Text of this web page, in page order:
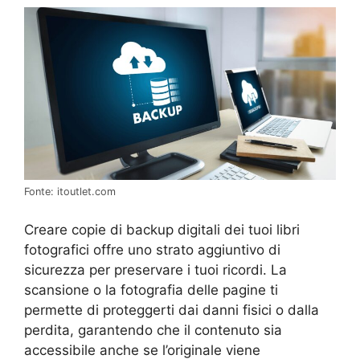
Fonte: itoutlet.com
Creare copie di backup digitali dei tuoi libri
fotografici offre uno strato aggiuntivo di
sicurezza per preservare i tuoi ricordi. La
scansione o la fotografia delle pagine ti
permette di proteggerti dai danni fisici o dalla
perdita, garantendo che il contenuto sia
accessibile anche se l’originale viene